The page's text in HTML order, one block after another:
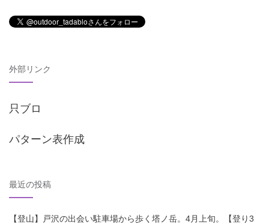
外部リンク
只ブロ
パターン表作成
最近の投稿
【登山】戸沢の出会い駐車場から歩く塔ノ岳。4月上旬。【登り3